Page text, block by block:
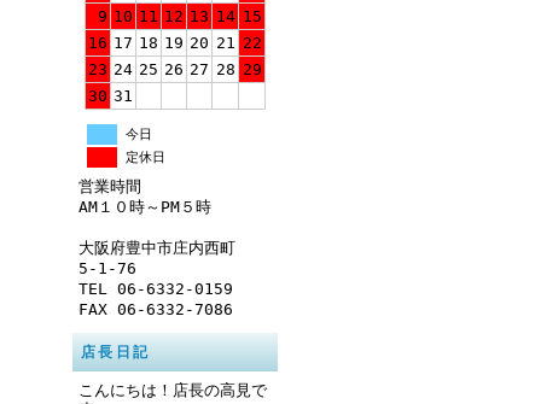
9 10 11 12 13 14 15
16 17 18 19 20 21 22
23 24 25 26 27 28 29
30 31
今日
定休日
営業時間
AM１０時～PM５時
大阪府豊中市庄内西町
5-1-76
TEL 06-6332-0159
FAX 06-6332-7086
店長日記
こんにちは！店長の高見で